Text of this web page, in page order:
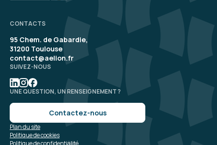
CONTACTS
95 Chem. de Gabardie,
31200 Toulouse
contact@aelion.fr
SUIVEZ-NOUS
UNE QUESTION, UN RENSEIGNEMENT ?
Contactez-nous
Politique de confidentialité
Politique de cookies
Plan du site